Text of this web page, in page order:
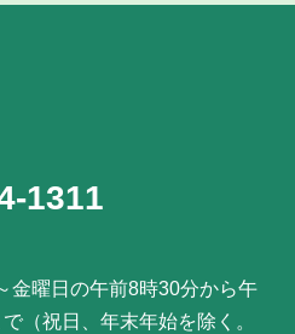
1311
金曜日の午前8時30分から午
（祝日、年末年始を除く。